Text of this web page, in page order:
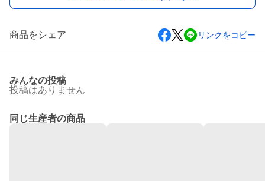
商品をシェア リンクをコピー
みんなの投稿
投稿はありません
同じ生産者の商品